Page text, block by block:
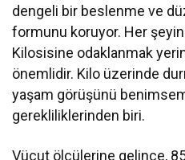
dengeli bir beslenme ve
formunu koruyor. Her şeyin
Kilosisine odaklanmak
önemlidir. Kilo üzerinde
yaşam görüşünü
gerekliliklerinden biri.
Vücut ölçülerine gelince,